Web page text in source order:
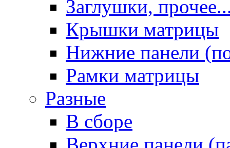
Заглушки,
Крышки матрицы
Нижние панели
Рамки матрицы
Разные
В сборе